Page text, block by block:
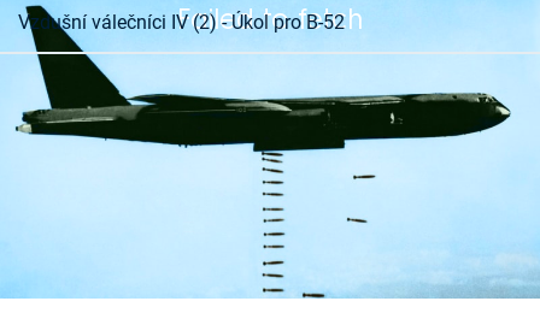
Témata
Pořady
TV Program
Failed to fetch
Vzdušní válečníci IV (2) - Úkol pro B-52
Legendární bombardér je ve službě od 50. let 20.
století a stále prochází inovacemi, které zvyšují